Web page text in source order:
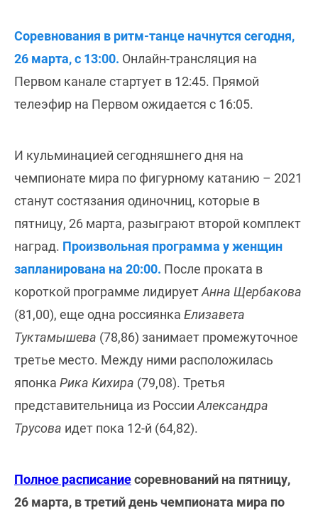
Соревнования в ритм-танце начнутся сегодня,
26 марта, с 13:00. Онлайн-трансляция на
Первом канале стартует в 12:45. Прямой
телеэфир на Первом ожидается с 16:05.
И кульминацией сегодняшнего дня на
чемпионате мира по фигурному катанию – 2021
станут состязания одиночниц, которые в
пятницу, 26 марта, разыграют второй комплект
наград. Произвольная программа у женщин
запланирована на 20:00. После проката в
короткой программе лидируетАнна Щербакова
(81,00), еще одна россиянка Елизавета
Туктамышева (78,86) занимает промежуточное
третье место. Между ними расположилась
японка Рика Кихира (79,08). Третья
представительница из РоссииАлександра
Трусова идет пока 12-й (64,82).
Полное расписаниесоревнований на пятницу,
26 марта, в третий день чемпионата мира по